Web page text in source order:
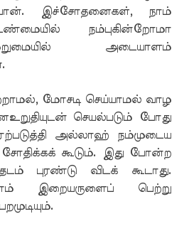
இச்சோதனைகள், நாம்
நம்புகின்றோமா
அடையாளம்
மோசடி செய்யாமல் வாழ
செயல்படும் போது
அல்லாஹ் நம்முடைய
கூடும். இது போன்ற
புரண்டு விடக் கூடாது.
இறையருளைப் பெற்று